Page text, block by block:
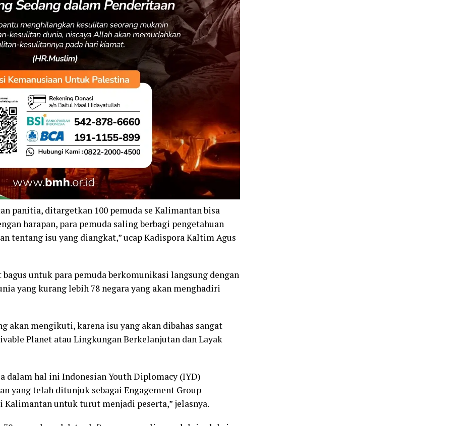
panitia, ditargetkan 100 pemuda se Kalimantan bisa
harapan, para pemuda saling berbagi pengetahuan
tentang isu yang diangkat,” ucap Kadispora Kaltim Agus
untuk para pemuda berkomunikasi langsung dengan
yang kurang lebih 78 negara yang akan menghadiri
akan mengikuti, karena isu yang akan dibahas sangat
Planet atau Lingkungan Berkelanjutan dan Layak
dalam hal ini Indonesian Youth Diplomacy (IYD)
yang telah ditunjuk sebagai Engagement Group
Kalimantan untuk turut menjadi peserta,” jelasnya.